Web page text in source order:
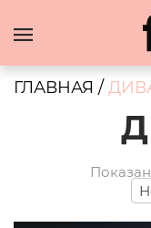
Наличии
Чехлы
ГЛАВНАЯ /